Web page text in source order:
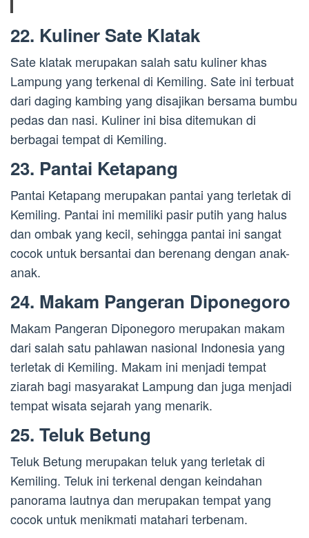
22. Kuliner Sate Klatak
Sate klatak merupakan salah satu kuliner khas
Lampung yang terkenal di Kemiling. Sate ini terbuat
dari daging kambing yang disajikan bersama bumbu
pedas dan nasi. Kuliner ini bisa ditemukan di
berbagai tempat di Kemiling.
23. Pantai Ketapang
Pantai Ketapang merupakan pantai yang terletak di
Kemiling. Pantai ini memiliki pasir putih yang halus
dan ombak yang kecil, sehingga pantai ini sangat
cocok untuk bersantai dan berenang dengan anak-
anak.
24. Makam Pangeran Diponegoro
Makam Pangeran Diponegoro merupakan makam
dari salah satu pahlawan nasional Indonesia yang
terletak di Kemiling. Makam ini menjadi tempat
ziarah bagi masyarakat Lampung dan juga menjadi
tempat wisata sejarah yang menarik.
25. Teluk Betung
Teluk Betung merupakan teluk yang terletak di
Kemiling. Teluk ini terkenal dengan keindahan
panorama lautnya dan merupakan tempat yang
cocok untuk menikmati matahari terbenam.